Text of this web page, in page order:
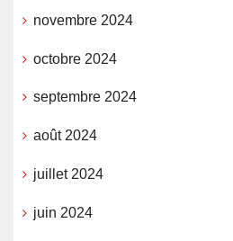
novembre 2024
octobre 2024
septembre 2024
août 2024
juillet 2024
juin 2024